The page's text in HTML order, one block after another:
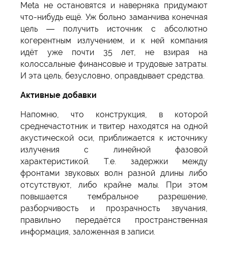
Meta не остановятся и наверняка придумают
что-нибудь ещё. Уж больно заманчива конечная
цель — получить источник с абсолютно
когерентным излучением, и к ней компания
идёт уже почти 35 лет, не взирая на
колоссальные финансовые и трудовые затраты.
И эта цель, безусловно, оправдывает средства.
Активные добавки
Напомню, что конструкция, в которой
среднечастотник и твитер находятся на одной
акустической оси, приближается к источнику
излучения с линейной фазовой
характеристикой. Т.е. задержки между
фронтами звуковых волн разной длины либо
отсутствуют, либо крайне малы. При этом
повышается тембральное разрешение,
разборчивость и прозрачность звучания,
правильно передаётся пространственная
информация, заложенная в записи.